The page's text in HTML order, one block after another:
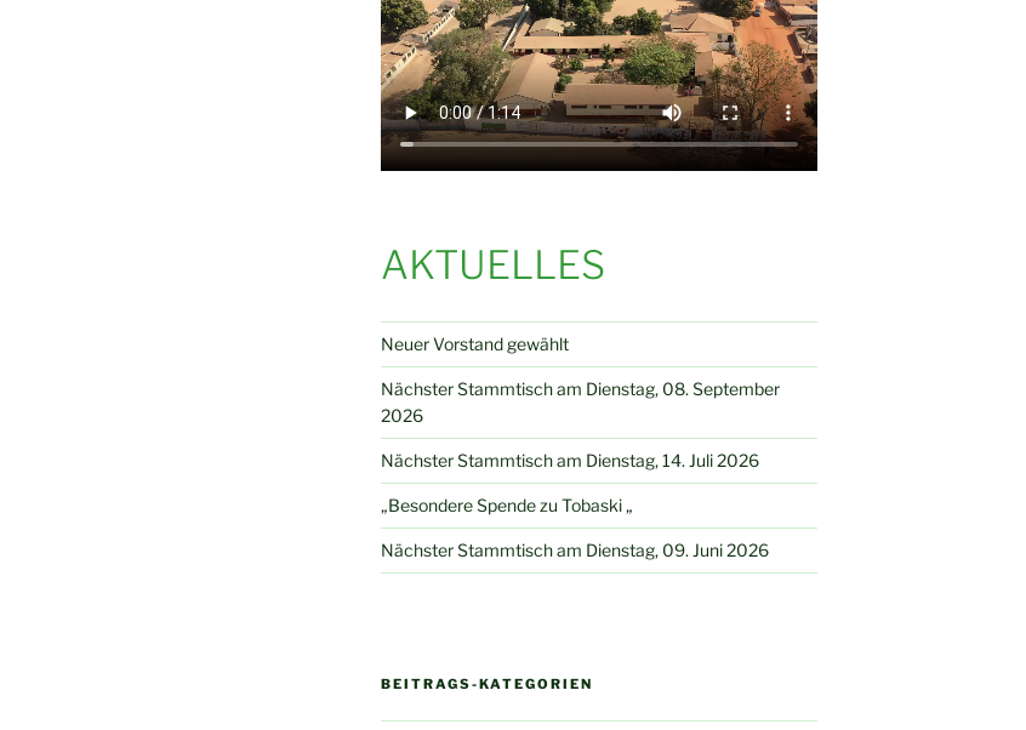
AKTUELLES
Neuer Vorstand gewählt
Nächster Stammtisch am Dienstag, 08. September
2026
Nächster Stammtisch am Dienstag, 14. Juli 2026
„Besondere Spende zu Tobaski „
Nächster Stammtisch am Dienstag, 09. Juni 2026
BEITRAGS-KATEGORIEN